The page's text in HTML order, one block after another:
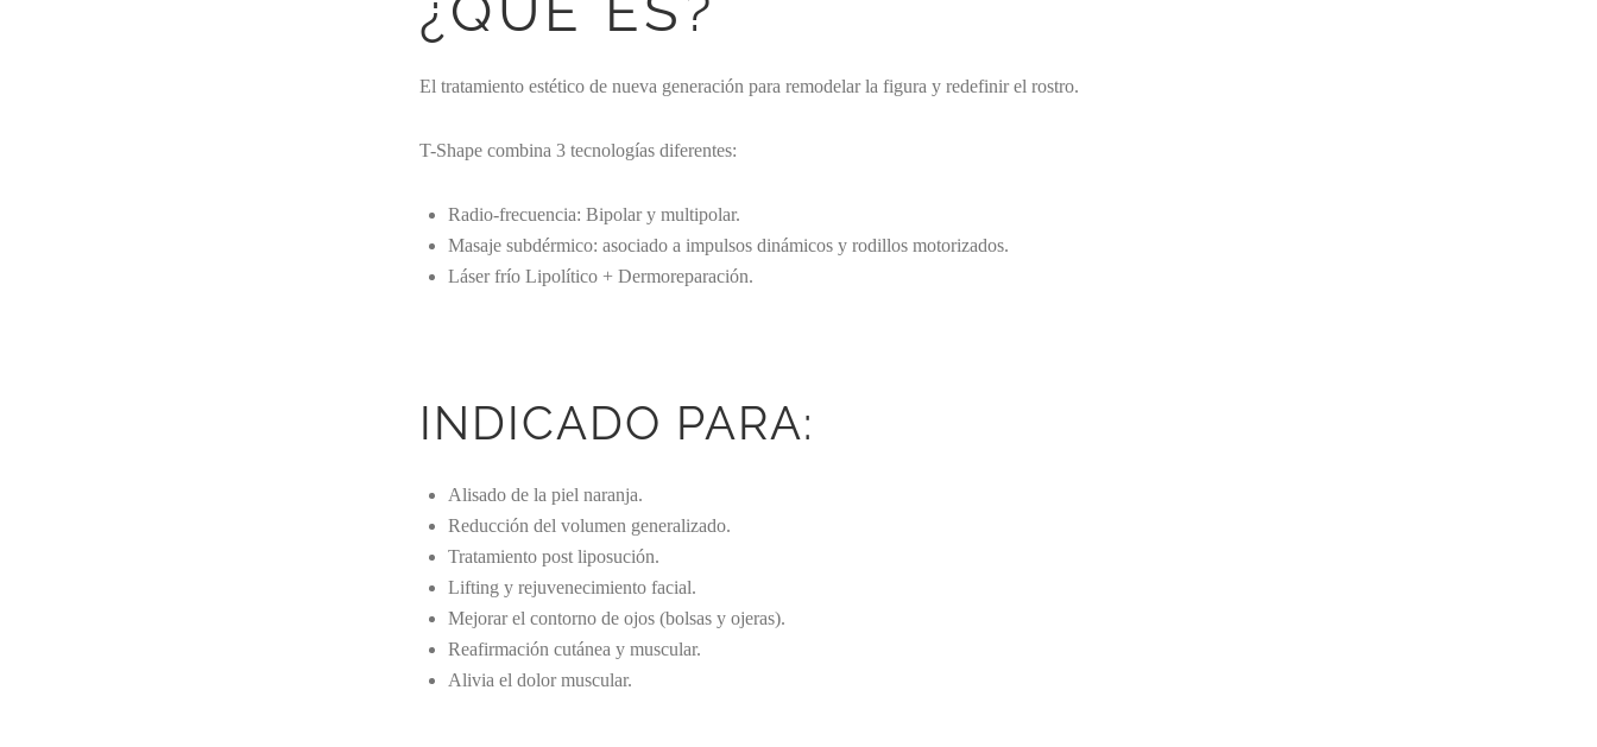
El tratamiento estético de nueva generación para remodelar la figura y redefinir el rostro.
T-Shape combina 3 tecnologías diferentes:
Radio-frecuencia: Bipolar y multipolar.
Masaje subdérmico: asociado a impulsos dinámicos y rodillos motorizados.
Láser frío Lipolítico + Dermoreparación.
INDICADO PARA:
Alisado de la piel naranja.
Reducción del volumen generalizado.
Tratamiento post liposución.
Lifting y rejuvenecimiento facial.
Mejorar el contorno de ojos (bolsas y ojeras).
Reafirmación cutánea y muscular.
Alivia el dolor muscular.